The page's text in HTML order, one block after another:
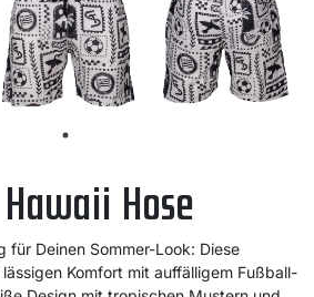
Hose
für Deinen Sommer-Look: Diese
Komfort mit auffälligem Fußball-